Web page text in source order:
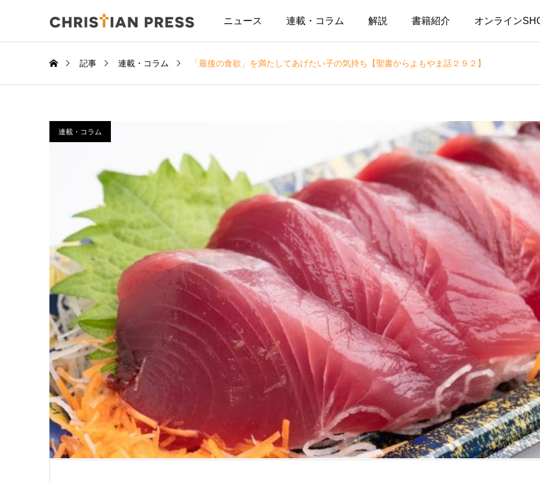
ニュース 連載・コラム 解説 書籍紹介 オンライン
記事 連載・コラム 「最後の食欲」を満たしてあげたい子の気持ち【聖書からよもやま話２９２】
連載・コラム